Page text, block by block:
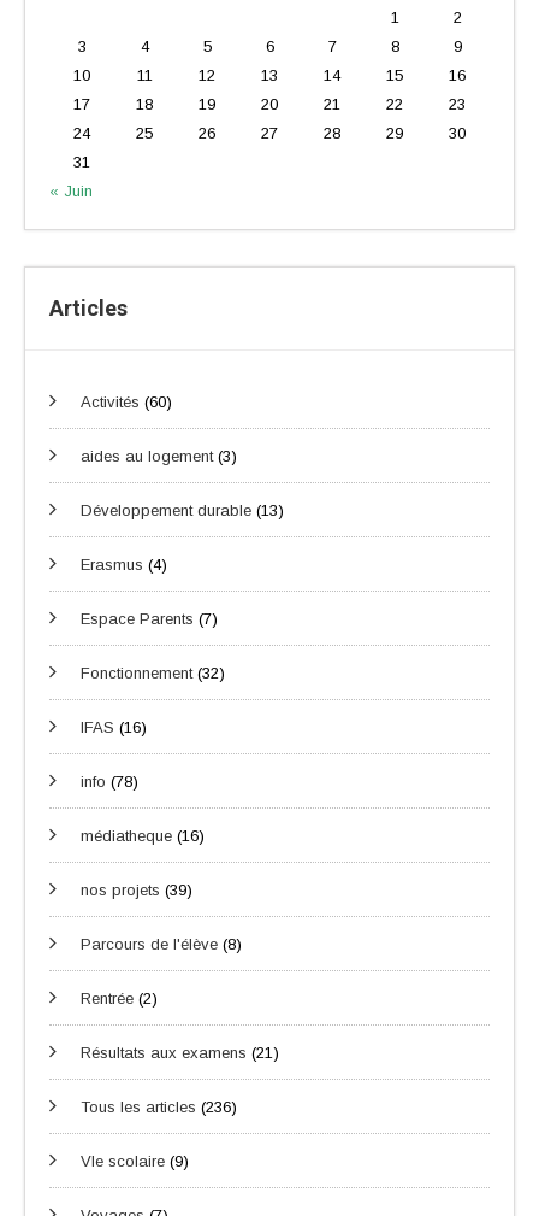
1
2
3
4 5 6 7 8
9
10
11 12 13 14 15
16
17
18 19 20 21 22
23
24
25 26 27 28 29
30
31
« Juin
Articles
Activités (60)
aides au logement(3)
Développement durable (13)
Erasmus (4)
Espace Parents (7)
Fonctionnement(32)
IFAS (16)
info (78)
médiatheque (16)
nos projets (39)
Parcours de l'élève (8)
Rentrée (2)
Résultats aux examens (21)
Tous les articles (236)
VIe scolaire (9)